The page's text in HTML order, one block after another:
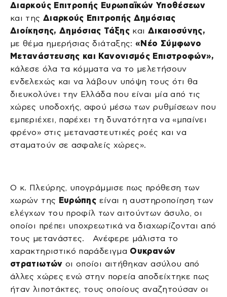
Διαρκούς Επιτροπής Ευρωπαϊκών Υποθέσεων
και της Διαρκούς Επιτροπής Δημόσιας
Διοίκησης, Δημόσιας Τάξης και Δικαιοσύνης,
με θέμα ημερήσιας διάταξης:«Νέο Σύμφωνο
Μετανάστευσης και Κανονισμός Επιστροφών»,
κάλεσε όλα τα κόμματα να το μελετήσουν
ενδελεχώς και να λάβουν υπόψη τους ότι θα
διευκολύνει την Ελλάδα που είναι μία από τις
χώρες υποδοχής, αφού μέσω των ρυθμίσεων που
εμπεριέχει, παρέχει τη δυνατότητα να «μπαίνει
φρένο» στις μεταναστευτικές ροές και να
σταματούν σε ασφαλείς χώρες».
Ο κ. Πλεύρης, υπογράμμισε πως πρόθεση των
χωρών της Ευρώπης είναι η αυστηροποίηση των
ελέγχων του προφίλ των αιτούντων άσυλο, οι
οποίοι πρέπει υποχρεωτικά να διαχωρίζονται από
τους μετανάστες. Ανέφερε μάλιστα το
χαρακτηριστικό παράδειγμα Ουκρανών
στρατιωτών οι οποίοι αιτήθηκαν ασύλου από
άλλες χώρες ενώ στην πορεία αποδείχτηκε πως
ήταν λιποτάκτες, τους οποίους αναζητούσαν οι